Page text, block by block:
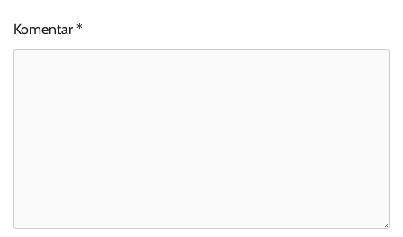
Komentar *